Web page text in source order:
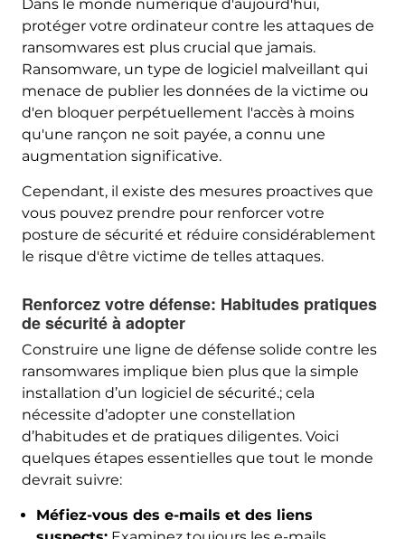
Dans le monde numérique d'aujourd'hui,
protéger votre ordinateur contre les attaques de
ransomwares est plus crucial que jamais.
Ransomware, un type de logiciel malveillant qui
menace de publier les données de la victime ou
d'en bloquer perpétuellement l'accès à moins
qu'une rançon ne soit payée, a connu une
augmentation significative.
Cependant, il existe des mesures proactives que
vous pouvez prendre pour renforcer votre
posture de sécurité et réduire considérablement
le risque d'être victime de telles attaques.
Renforcez votre défense: Habitudes pratiques
de sécurité à adopter
Construire une ligne de défense solide contre les
ransomwares implique bien plus que la simple
installation d’un logiciel de sécurité.; cela
nécessite d’adopter une constellation
d’habitudes et de pratiques diligentes. Voici
quelques étapes essentielles que tout le monde
devrait suivre:
Méfiez-vous des e-mails et des liens